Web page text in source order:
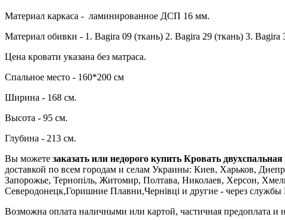
Материал каркаса - ламинированное ДСП 16 мм.
Материал обивки - 1. Bagira 09 (ткань) 2. Bagira 29 (ткань) 3.
Цена кровати указана без матраса.
Спальное место - 160*200 см
Ширина - 168 см.
Высота - 95 см.
Глубина - 213 см.
Вы можете заказать или недорого купить Кровать
доставкой по всем городам и селам Украины: Киев, Харьков,
Запорожье, Тернопіль, Житомир, Полтава, Николаев, Херсон,
Северодонецк,Горишние Плавни,Чернівці и другие - через
Возможна оплата наличными или картой, частичная предоплата и